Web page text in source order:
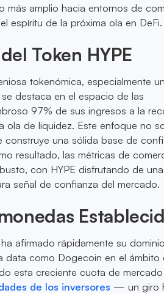
más amplio hacia entornos de
espíritu de la próxima ola en DeFi.
Token HYPE
tokenómica, especialmente un
destaca en el espacio de las
97% de sus ingresos a la
ola de liquidez. Este enfoque no
construye una sólida base de
resultado, las métricas de
con HYPE disfrutando de una
señal de confianza del mercado.
afirmado rápidamente su
data como Dogecoin en el ámbito
esta creciente cuota de
de los inversores — un giro